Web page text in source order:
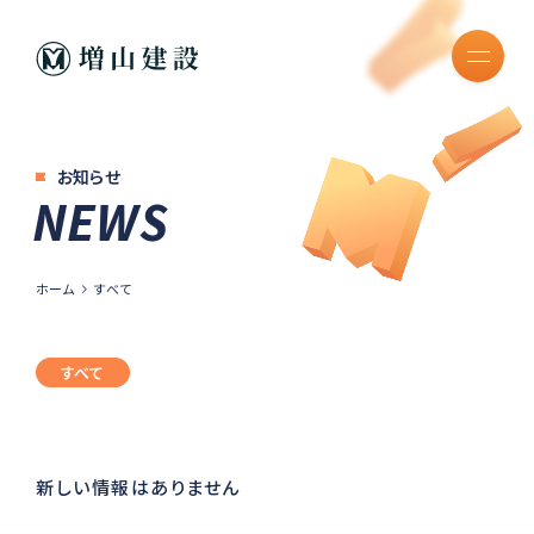
お知らせ
NEWS
ホーム すべて
すべて
新しい情報はありません